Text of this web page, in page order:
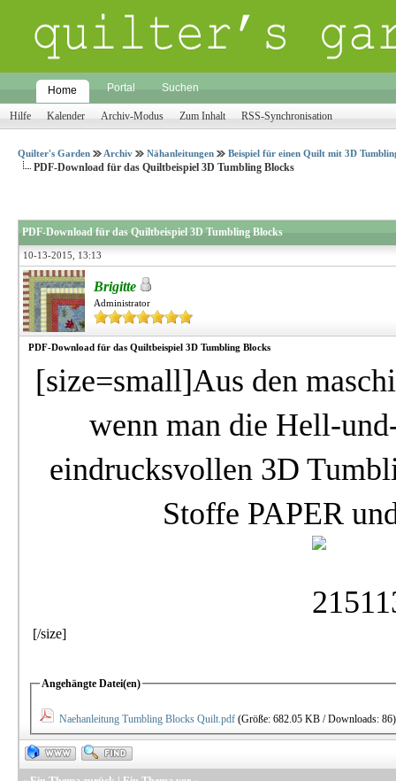
Home Portal Suchen
Hilfe Kalender Archiv-Modus Zum Inhalt RSS-Synchronisation
Quilter's Garden Archiv Nähanleitungen Beispiel für einen Quilt mit 3D
PDF-Download für das Quiltbeispiel 3D Tumbling Blocks
PDF-Download für das Quiltbeispiel 3D Tumbling Blocks
10-13-2015, 13:13
Brigitte
Administrator
PDF-Download für das Quiltbeispiel 3D Tumbling Blocks
[size=small]Aus den
wenn man die Hell-
eindrucksvollen 3D
Stoffe PAPER
[/size]
Angehängte Datei(en)
Naehanleitung Tumbling Blocks Quilt.pdf (Größe: 682.05 KB / Downloads: 86)